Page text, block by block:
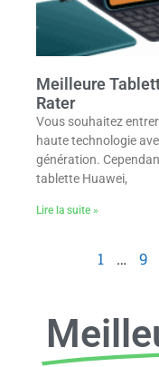
Meilleure
Rater
Vous souhaitez
haute technologie
génération.
tablette Huawei,
Lire la suite »
1 … 9